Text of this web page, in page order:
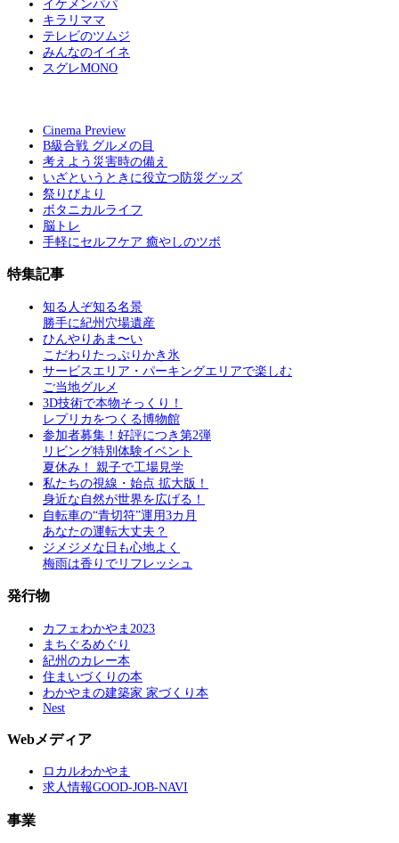
イケメンパパ
キラリママ
テレビのツムジ
みんなのイイネ
スグレMONO
Cinema Preview
B級合戦 グルメの目
考えよう災害時の備え
いざというときに役立つ防災グッズ
祭りびより
ボタニカルライフ
脳トレ
手軽にセルフケア 癒やしのツボ
特集記事
知る人ぞ知る名景
勝手に紀州穴場遺産
ひんやりあま〜い
こだわりたっぷりかき氷
サービスエリア・パーキングエリアで楽しむ
ご当地グルメ
3D技術で本物そっくり！
レプリカをつくる博物館
参加者募集！好評につき第2弾
リビング特別体験イベント
夏休み！ 親子で工場見学
私たちの視線・始点 拡大版！
身近な自然が世界を広げる！
自転車の“青切符”運用3カ月
あなたの運転大丈夫？
ジメジメな日も心地よく
梅雨は香りでリフレッシュ
発行物
カフェわかやま2023
まちぐるめぐり
紀州のカレー本
住まいづくりの本
わかやまの建築家 家づくり本
Nest
Webメディア
ロカルわかやま
求人情報GOOD-JOB-NAVI
事業